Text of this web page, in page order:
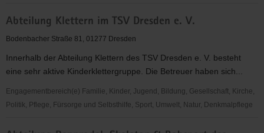
-
Alphabetisierung,
Chancen
in
Dresden
e.V.
Abteilung Klettern im TSV Dresden e. V.
Bodenbacher Straße 81, 01277 Dresden
Innerhalb der Abteilung Klettern des TSV Dresden e. V. besteht
eine sehr aktive Kinderklettergruppe. Die Betreuer haben sich...
Engagementbereich(e) Familie, Kinder, Jugend, Bildung, Gesellschaft, Kirche,
Politik, Pflege, Fürsorge und Selbsthilfe, Sport, Umwelt, Natur, Denkmalpflege